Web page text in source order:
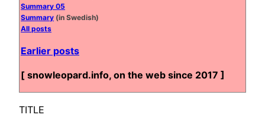
Summary 05
Summary (in Swedish)
All posts
Earlier posts
[ snowleopard.info, on the web since 2017 ]
TITLE